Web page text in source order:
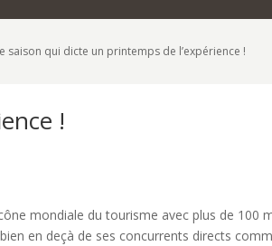
saison qui dicte un printemps de l’expérience !
!
mondiale du tourisme avec plus de
en deçà de ses concurrents directs